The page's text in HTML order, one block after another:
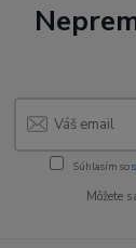
Súhlasím so
Môžete